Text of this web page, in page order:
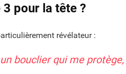
pour la tête ?
révélateur :
bouclier qui me